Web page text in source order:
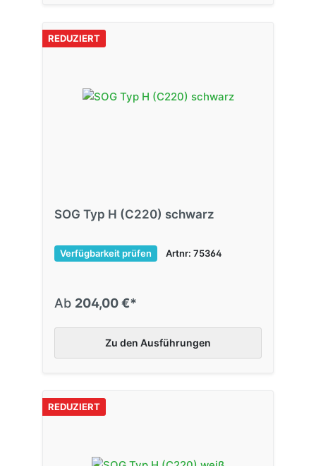
REDUZIERT
SOG Typ H (C220) schwarz
Verfügbarkeit prüfen Artnr: 75364
Ab 204,00 €*
Zu den Ausführungen
REDUZIERT